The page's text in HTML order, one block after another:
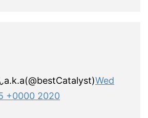
a.k.a(@bestCatalyst)Wed
+0000 2020